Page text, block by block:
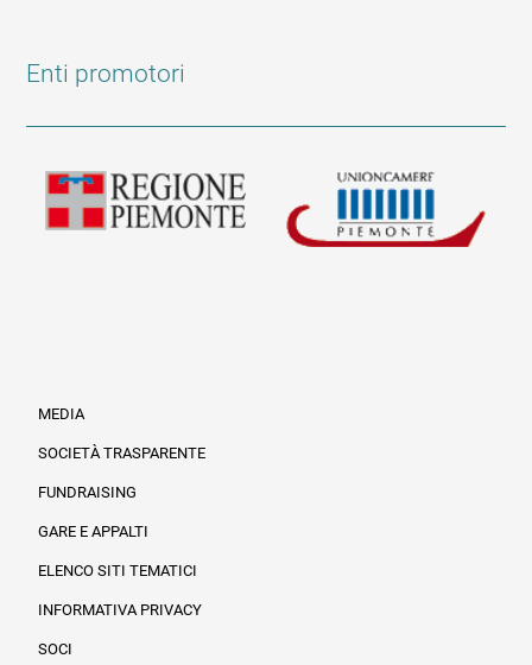
Enti promotori
MEDIA
SOCIETÀ TRASPARENTE
FUNDRAISING
GARE E APPALTI
ELENCO SITI TEMATICI
INFORMATIVA PRIVACY
SOCI